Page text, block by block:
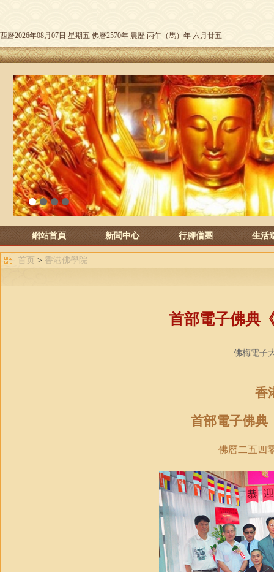
西曆2026年08月07日 星期五 佛曆2570年 農歷 丙午（馬）年 六月廿五
1 2 3 4
網站首頁 新聞中心 行腳僧團 生活
首页 > 香港佛學院
首部電子佛典
佛梅電子
香
首部電子佛典
佛曆二五四